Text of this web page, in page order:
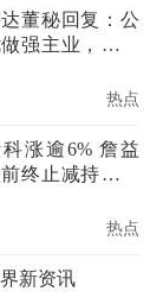
董秘回复：公
强主业，不断
热点
涨逾6% 詹益
终止减持股份
热点
新资讯